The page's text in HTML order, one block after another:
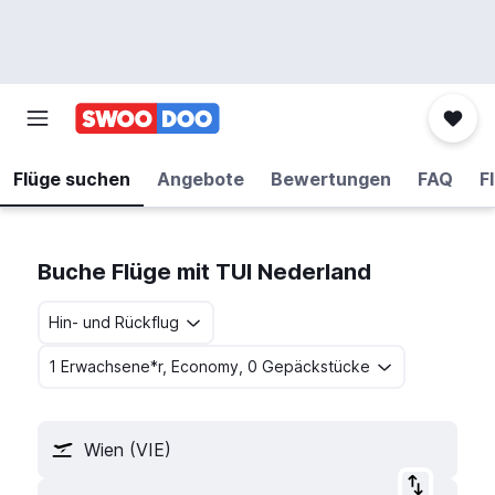
Flüge suchen Angebote Bewertungen FAQ
Buche Flüge mit TUI Nederland
Hin- und Rückflug
1 Erwachsene*r, Economy, 0 Gepäckstücke
Wien (VIE)